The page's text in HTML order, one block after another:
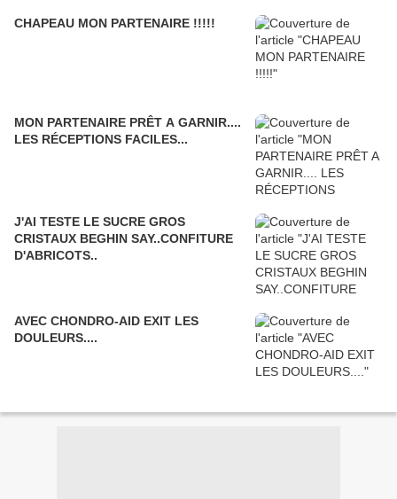
CHAPEAU MON PARTENAIRE !!!!!
MON PARTENAIRE PRÊT A GARNIR....
LES RÉCEPTIONS FACILES...
J'AI TESTE LE SUCRE GROS
CRISTAUX BEGHIN SAY..CONFITURE
D'ABRICOTS..
AVEC CHONDRO-AID EXIT LES
DOULEURS....